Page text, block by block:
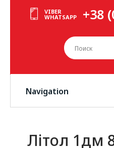
VIBER
WHATSAPP +38
Navigation
Літол 1дм